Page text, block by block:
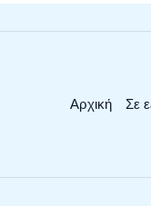
Αρχική Σε